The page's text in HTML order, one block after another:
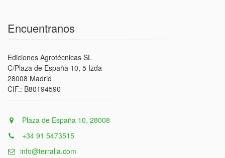
Encuentranos
Ediciones Agrotécnicas SL
C/Plaza de España 10, 5 Izda
28008 Madrid
CIF.: B80194590
Plaza de España 10, 28008
+34 91 5473515
info@terralia.com